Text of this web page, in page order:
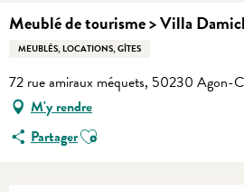
Meublé de tourisme > Villa
MEUBLÉS, LOCATIONS, GÎTES
72 rue amiraux méquets, 50230 Agon-
M'y rendre
PartagerAjouter aux favoris